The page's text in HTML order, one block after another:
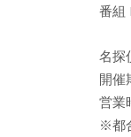
番組
名探
開催
営業
※都